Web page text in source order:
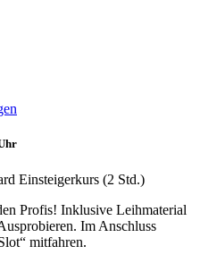
Einsteigerkurs (2 Std.)
Profis! Inklusive Leihmaterial
Im Anschluss
mitfahren.